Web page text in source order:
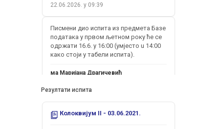
22.06.2026. у 09:39
Писмени дио испита из предмета Базе
података у првом љетном року ће се
одржати 16.6. у 16:00 (умјесто u 14:00
како стоји у табели испита).
ма Маријана Драгичевић
података ће се одржати 19.05.2026. г.
Резултати испита
Колоквијум II - 03.06.2021.